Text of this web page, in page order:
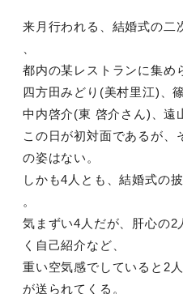
来月行われる、結婚式の二
都内の某レストランに集め
四方田みどり(美村里江)、
中内啓介(東 啓介さん)、遠
この日が初対面であるが、
の姿はない。
しかも4人とも、結婚式の
。
気まずい4人だが、肝心の2
く自己紹介など、
重い空気感でしていると2
が送られてくる。